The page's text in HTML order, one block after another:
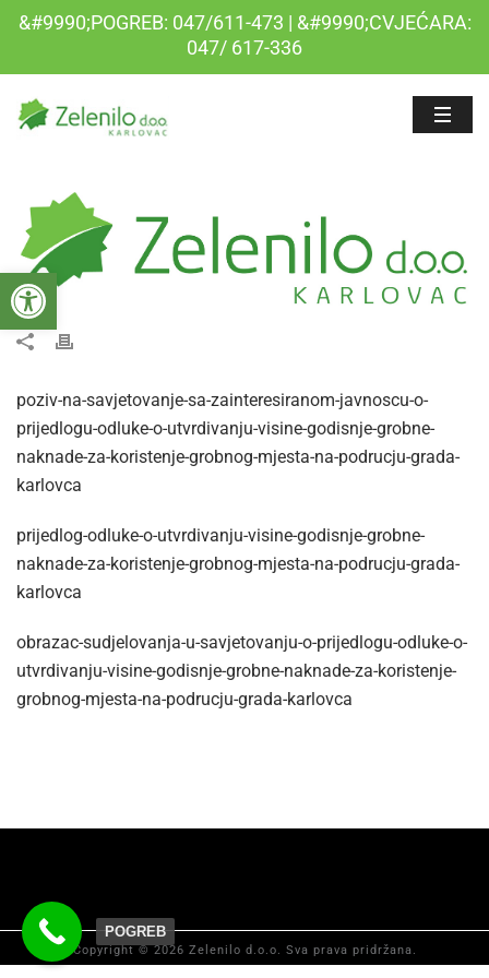
Open toolbar
&#9990;POGREB: 047/611-473 | &#9990;CVJEĆARA:
047/ 617-336
poziv-na-savjetovanje-sa-zainteresiranom-javnoscu-o-
prijedlogu-odluke-o-utvrdivanju-visine-godisnje-grobne-
naknade-za-koristenje-grobnog-mjesta-na-podrucju-grada-
karlovca
prijedlog-odluke-o-utvrdivanju-visine-godisnje-grobne-
naknade-za-koristenje-grobnog-mjesta-na-podrucju-grada-
karlovca
obrazac-sudjelovanja-u-savjetovanju-o-prijedlogu-odluke-o-
utvrdivanju-visine-godisnje-grobne-naknade-za-koristenje-
grobnog-mjesta-na-podrucju-grada-karlovca
Copyright © 2026 Zelenilo d.o.o. Sva prava pridržana.
POGREB